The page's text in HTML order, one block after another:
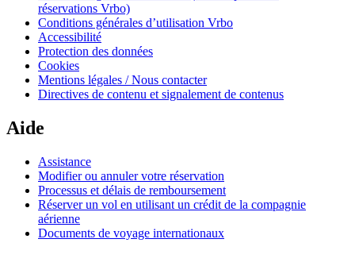
réservations Vrbo)
Conditions générales d’utilisation Vrbo
Accessibilité
Protection des données
Cookies
Mentions légales / Nous contacter
Directives de contenu et signalement de contenus
Aide
Assistance
Modifier ou annuler votre réservation
Processus et délais de remboursement
Réserver un vol en utilisant un crédit de la compagnie
aérienne
Documents de voyage internationaux